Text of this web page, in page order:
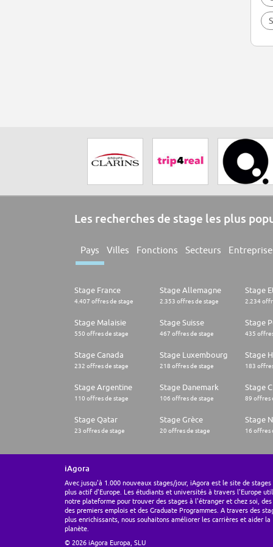
Les recherches de stage les plus
Pays Villes Fonctions Secteurs
Stage France
4.407 offres de stage
Stage Allemagne
2.353 offres de stage
Stage
2.234
Stage Malaisie
550 offres de stage
Stage Suisse
467 offres de stage
Stage
435
Stage Canada
232 offres de stage
Stage Luxembourg
218 offres de stage
Stage
183
Stage Argentine
110 offres de stage
Stage Danemark
106 offres de stage
Stage
89 offres
Stage Qatar
23 offres de stage
Stage Grèce
20 offres de stage
Stage
16 offres
iAgora
Avec jusqu'à 1.000 nouveaux stages/jour, iAgora est le site de stages
plus actif d'Europe. Les étudiants et universités à travers l'Europe
notre plateforme pour trouver des stages à l'étranger et chez soi, des
des premiers emplois et des Graduate Programmes. A travers des
plus enrichissants, nous souhaitons améliorer les carrières et aider la
planète.
© 2026 iAgora Europa, SLU